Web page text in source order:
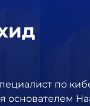
по
основателем